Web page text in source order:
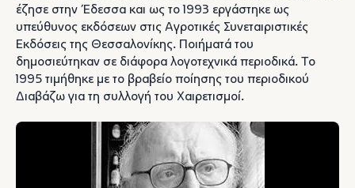
έζησε στην Έδεσσα και ως το 1993 εργάστηκε ως
υπεύθυνος εκδόσεων στις Αγροτικές Συνεταιριστικές
Εκδόσεις της Θεσσαλονίκης. Ποιήματά του
δημοσιεύτηκαν σε διάφορα λογοτεχνικά περιοδικά. Το
1995 τιμήθηκε με το βραβείο ποίησης του περιοδικού
Διαβάζω για τη συλλογή του Χαιρετισμοί.